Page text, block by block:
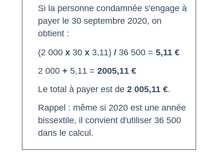
Si la personne condamnée s'engage à
payer le 30 septembre 2020, on
obtient :
(2 000 x 30 x 3,11) / 36 500 = 5,11 €
2 000 + 5,11 = 2005,11 €
Le total à payer est de 2 005,11 €.
Rappel : même si 2020 est une année
bissextile, il convient d'utiliser 36 500
dans le calcul.